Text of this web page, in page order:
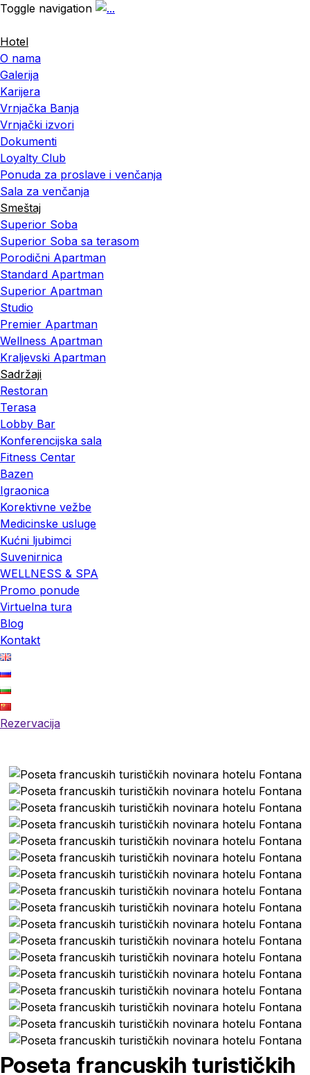
Toggle navigation
Hotel
O nama
Galerija
Karijera
Vrnjačka Banja
Vrnjački izvori
Dokumenti
Loyalty Club
Ponuda za proslave i venčanja
Sala za venčanja
Smeštaj
Superior Soba
Superior Soba sa terasom
Porodični Apartman
Standard Apartman
Superior Apartman
Studio
Premier Apartman
Wellness Apartman
Kraljevski Apartman
Sadržaji
Restoran
Terasa
Lobby Bar
Konferencijska sala
Fitness Centar
Bazen
Igraonica
Korektivne vežbe
Medicinske usluge
Kućni ljubimci
Suvenirnica
WELLNESS & SPA
Promo ponude
Virtuelna tura
Blog
Kontakt
Rezervacija
Poseta francuskih turističkih